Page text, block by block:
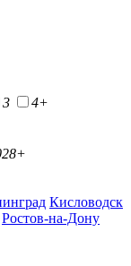
3
4+
Кисловодск
Ростов-на-Дону